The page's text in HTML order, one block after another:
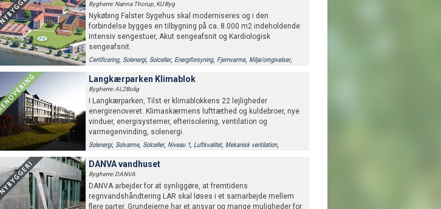
Bygherre: Nanna Thorup, KU Byg
Nykøbing Falster Sygehus skal moderniseres og i den
forbindelse bygges en tilbygning på ca. 8.000 m2 indeholdende
Intensiv sengestuer, Akut sengeafsnit og Kardiologisk
sengeafsnit.
Certificering, Solenergi, Solceller, Energiforsyning, Fjernvarme, Miljø/omgivelser,
Temperatur,Mekanisk ventilation Naturlig ventilation,Energiforbrug og produktion
Langkærparken Klimablok
Bygherre: AL2Bolig
I Langkærparken, Tilst er klimablokkens 22 lejligheder
energirenoveret. Klimaskærmens lufttæthed og kuldebroer, nye
vinduer, energisystemer, efterisolering, ventilation og
varmegenvinding, solenergi.
Solenergi, Solvarme, Solceller, Niveau 1, Luftkvalitet, Mekanisk ventilation,
DANVA vandhuset
Bygherre: DANVA
DANVA arbejder for at synliggøre, at fremtidens
regnvandshåndtering LAR skal løses i et samarbejde mellem
flere parter. Grundejerne har et ansvar og mange muligheder for